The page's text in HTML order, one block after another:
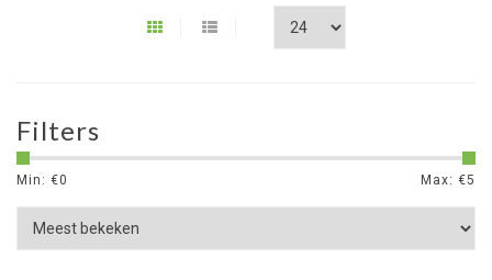
Filters
Min: €0 Max: €5